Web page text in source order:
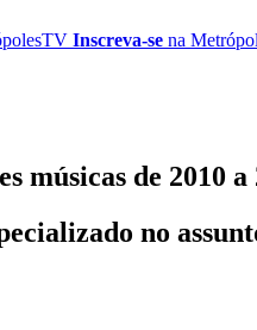
Inscreva-se na
músicas de 2010 a
no